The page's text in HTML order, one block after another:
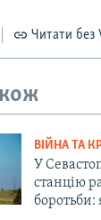
Читати без
ВІЙНА ТА
У
станцію
боротьби: